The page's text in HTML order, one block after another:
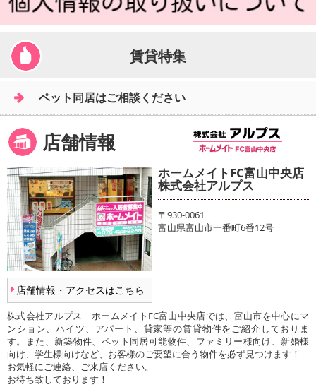
賃貸特集
ペット同居はご相談ください
店舗情報
店舗情報・アクセスはこちら
ホームメイトFC富山中央店
株式会社アルプス
〒930-0061
富山県富山市一番町6番12号
株式会社アルプス ホームメイトFC富山中央店では、富山市を中心にマ
ンション、ハイツ、アパート、貸家等の賃貸物件をご紹介しておりま
す。また、新築物件、ペット同居可能物件、ファミリー様向け、新婚様
向け、学生様向けなど、お客様のご要望に合う物件を必ず見つけます！
お気軽にご連絡、ご来店ください。
お待ち致しております！